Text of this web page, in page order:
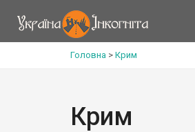
Головна > Крим
Крим